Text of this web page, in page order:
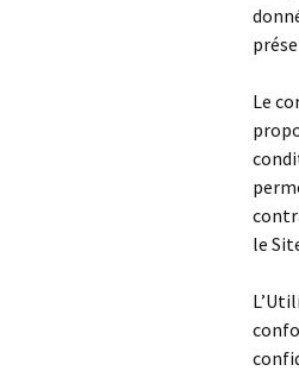
Le
le